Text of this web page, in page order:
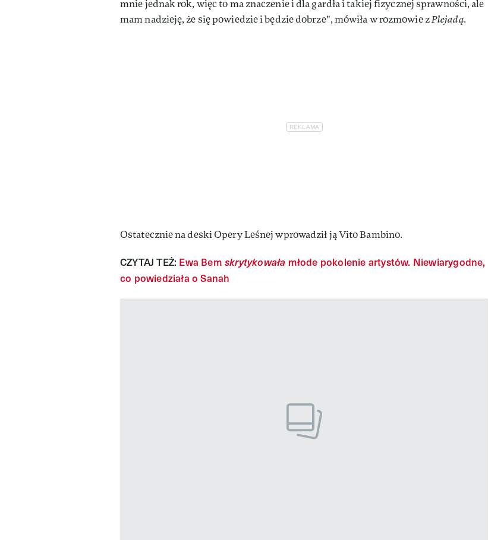
mnie jednak rok, więc to ma znaczenie i dla gardła i takiej fizycznej sprawności, ale
mam nadzieję, że się powiedzie i będzie dobrze", mówiła w rozmowie zPlejadą.
Ostatecznie na deski Opery Leśnej wprowadził ją Vito Bambino.
CZYTAJ TEŻ: Ewa Bemskrytykowała młode pokolenie artystów. Niewiarygodne,
co powiedziała o Sanah